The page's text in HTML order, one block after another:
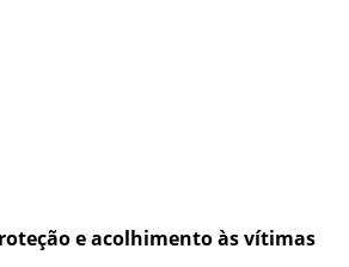
e acolhimento às vítimas